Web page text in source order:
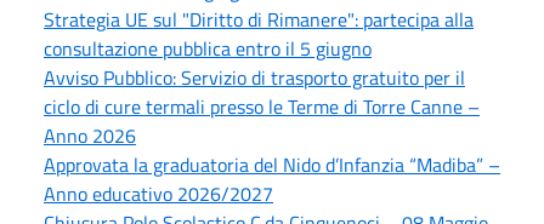
Strategia UE sul "Diritto di Rimanere": partecipa alla
consultazione pubblica entro il 5 giugno
Avviso Pubblico: Servizio di trasporto gratuito per il
ciclo di cure termali presso le Terme di Torre Canne –
Anno 2026
Approvata la graduatoria del Nido d’Infanzia “Madiba” –
Anno educativo 2026/2027